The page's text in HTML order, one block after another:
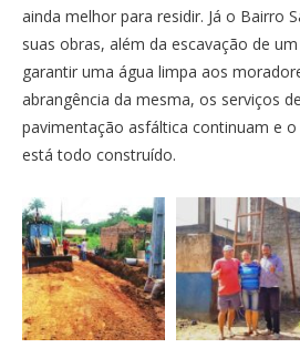
ainda melhor para residir. Já o Bairro
suas obras, além da escavação de
garantir uma água limpa aos
abrangência da mesma, os serviços
pavimentação asfáltica continuam e
está todo construído.